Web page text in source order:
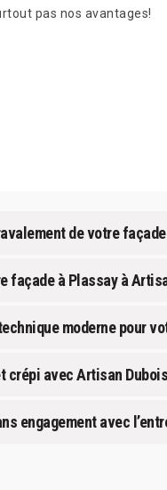
pas nos avantages!
de votre
façade à Plassay à
moderne pour
crépi avec Artisan
engagement avec